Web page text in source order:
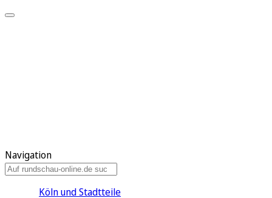
Navigation
Köln und Stadtteile